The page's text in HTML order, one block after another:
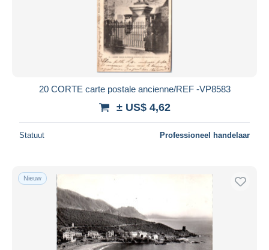
20 CORTE carte postale ancienne/REF -VP8583
± US$ 4,62
Statuut Professioneel handelaar
Nieuw